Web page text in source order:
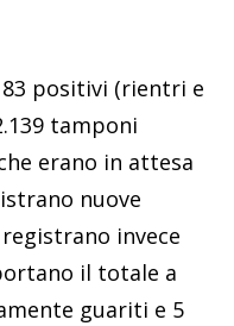
positivi (rientri e
tamponi
erano in attesa
nuove
invece
il totale a
guariti e 5